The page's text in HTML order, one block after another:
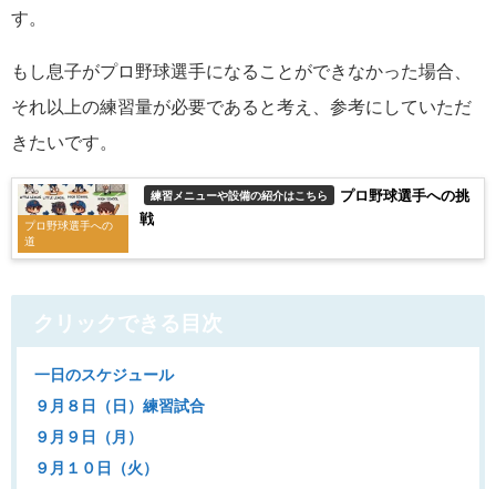
す。
もし息子がプロ野球選手になることができなかった場合、
それ以上の練習量が必要であると考え、参考にしていただ
きたいです。
プロ野球選手への
道
練習メニューや設備の紹介はこちら
プロ野球選手への挑
戦
クリックできる目次
一日のスケジュール
９月８日（日）練習試合
９月９日（月）
９月１０日（火）